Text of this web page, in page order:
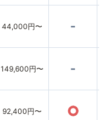
44,000円〜 -
149,600円〜 -
92,400円〜 ○